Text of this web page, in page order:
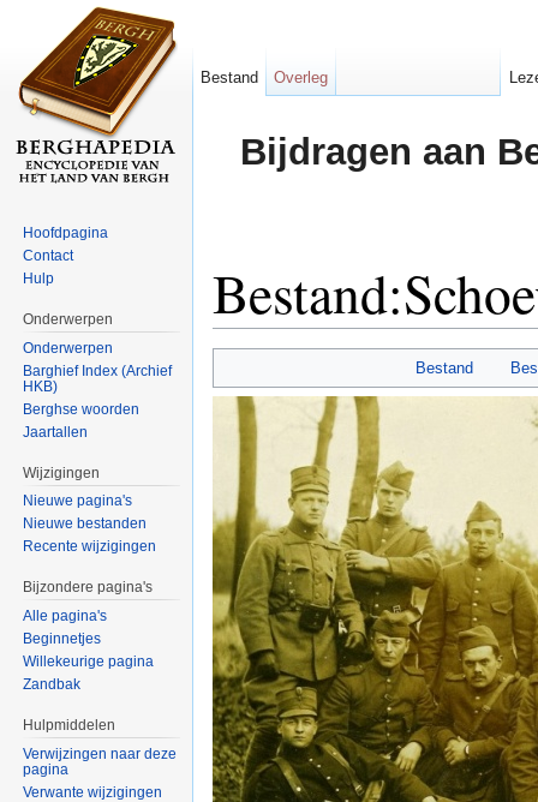
Bijdragen aan
Bestand
Bestand Overleg
Hoofdpagina
Contact
Hulp
Onderwerpen
Onderwerpen
Barghief Index (Archief
HKB)
Berghse woorden
Jaartallen
Wijzigingen
Nieuwe pagina's
Nieuwe bestanden
Recente wijzigingen
Bijzondere pagina's
Alle pagina's
Beginnetjes
Willekeurige pagina
Zandbak
Hulpmiddelen
Verwijzingen naar deze
pagina
Verwante wijzigingen